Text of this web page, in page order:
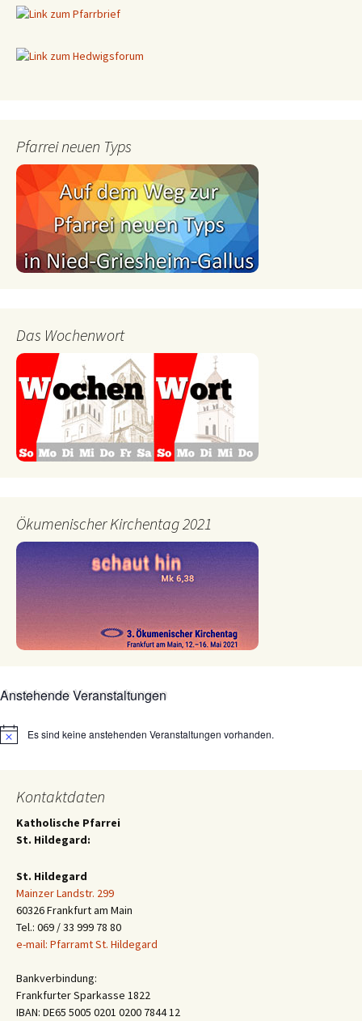
Pfarrei neuen Typs
Das Wochenwort
Ökumenischer Kirchentag 2021
Anstehende Veranstaltungen
HinweisEs sind keine anstehenden Veranstaltungen vorhanden.
Kontaktdaten
Katholische Pfarrei
St. Hildegard:
St. Hildegard
Mainzer Landstr. 299
60326 Frankfurt am Main
Tel.: 069 / 33 999 78 80
e-mail: Pfarramt St. Hildegard
Bankverbindung:
Frankfurter Sparkasse 1822
IBAN: DE65 5005 0201 0200 7844 12